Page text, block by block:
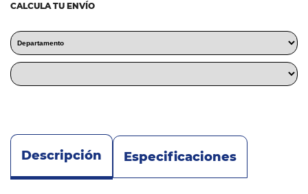
Accesorios
CALCULA TU ENVÍO
Descripción Especificaciones